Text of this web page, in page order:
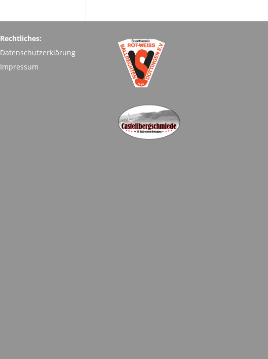
Rechtliches:
Datenschutzerklärung
Impressum